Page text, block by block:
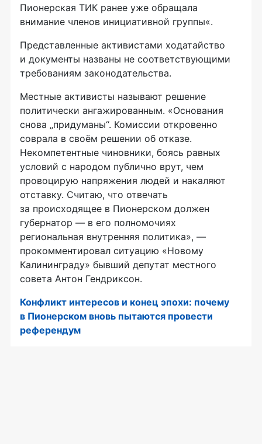
Пионерская ТИК ранее уже обращала
внимание членов инициативной группы«.
Представленные активистами ходатайство
и документы названы не соответствующими
требованиям законодательства.
Местные активисты называют решение
политически ангажированным. «Основания
снова „придуманы“. Комиссии откровенно
соврала в своём решении об отказе.
Некомпетентные чиновники, боясь равных
условий с народом публично врут, чем
провоцирую напряжения людей и накаляют
отставку. Считаю, что отвечать
за происходящее в Пионерском должен
губернатор — в его полномочиях
региональная внутренняя политика», —
прокомментировал ситуацию «Новому
Калининграду» бывший депутат местного
совета Антон Гендриксон.
Конфликт интересов и конец эпохи: почему
в Пионерском вновь пытаются провести
референдум